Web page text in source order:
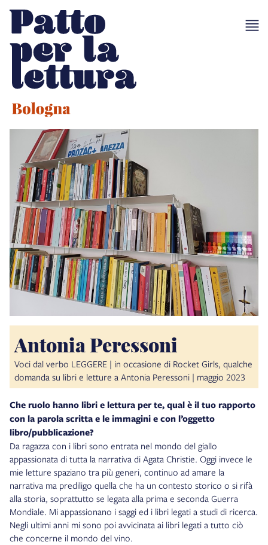
Antonia Peressoni
Voci dal verbo LEGGERE | in occasione di Rocket Girls, qualche
domanda su libri e letture a Antonia Peressoni | maggio 2023
Che ruolo hanno libri e lettura per te, qual è il tuo rapporto
con la parola scritta e le immagini e con l’oggetto
libro/pubblicazione?
Da ragazza con i libri sono entrata nel mondo del giallo
appassionata di tutta la narrativa di Agata Christie. Oggi invece le
mie letture spaziano tra più generi, continuo ad amare la
narrativa ma prediligo quella che ha un contesto storico o si rifà
alla storia, soprattutto se legata alla prima e seconda Guerra
Mondiale. Mi appassionano i saggi ed i libri legati a studi di ricerca.
Negli ultimi anni mi sono poi avvicinata ai libri legati a tutto ciò
che concerne il mondo del vino.